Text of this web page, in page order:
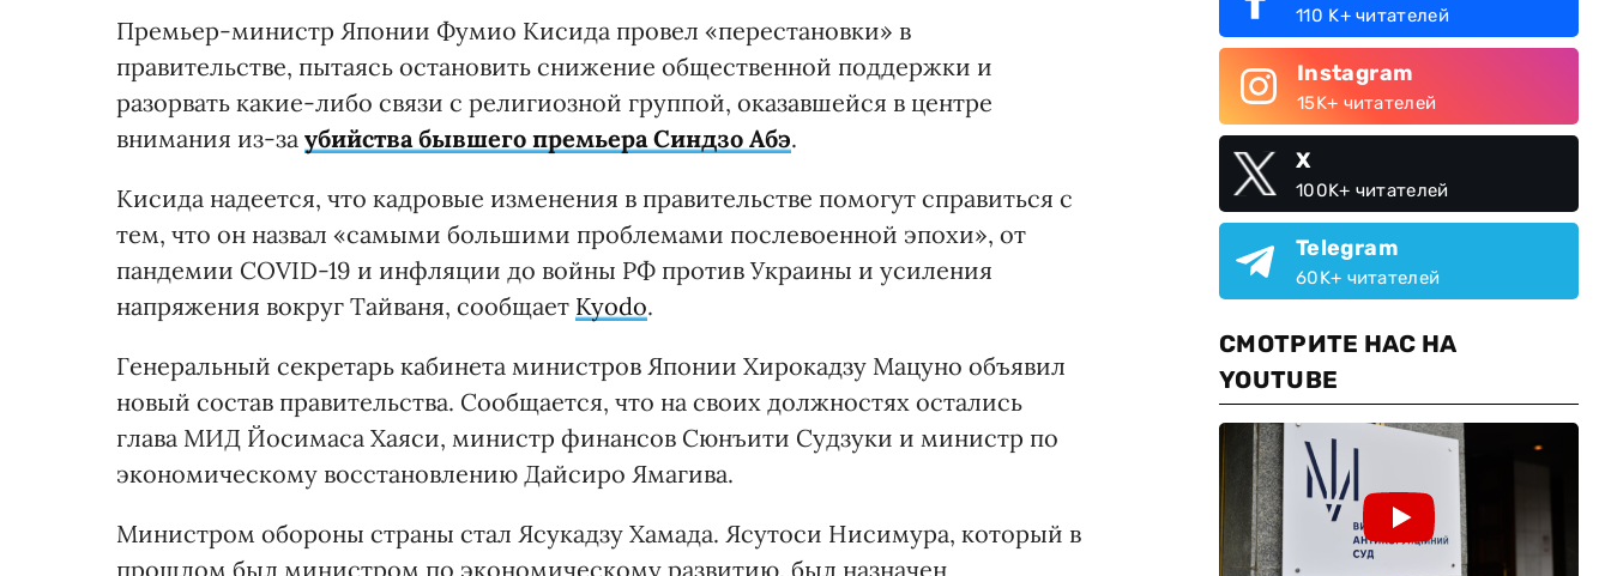
Премьер-министр Японии Фумио Кисида провел «перестановки» в
правительстве, пытаясь остановить снижение общественной поддержки и
разорвать какие-либо связи с религиозной группой, оказавшейся в центре
внимания из-за убийства бывшего премьера Синдзо Абэ.
Кисида надеется, что кадровые изменения в правительстве помогут справиться с
тем, что он назвал «самыми большими проблемами послевоенной эпохи», от
пандемии COVID-19 и инфляции до войны РФ против Украины и усиления
напряжения вокруг Тайваня, сообщает Kyodo.
Генеральный секретарь кабинета министров Японии Хирокадзу Мацуно объявил
новый состав правительства. Сообщается, что на своих должностях остались
глава МИД Йосимаса Хаяси, министр финансов Сюнъити Судзуки и министр по
экономическому восстановлению Дайсиро Ямагива.
Министром обороны страны стал Ясукадзу Хамада. Ясутоси Нисимура, который в
прошлом был министром по экономическому развитию, был назначен
110 K+ читателей
Instagram
15K+ читателей
X
100K+ читателей
Telegram
60K+ читателей
СМОТРИТЕ НАС НА
YOUTUBE